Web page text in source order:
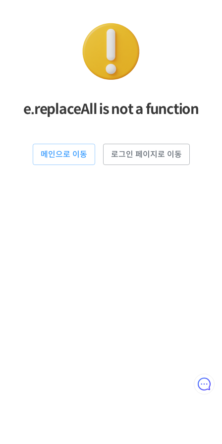
e.replaceAll is not a function
메인으로 이동 로그인 페이지로 이동